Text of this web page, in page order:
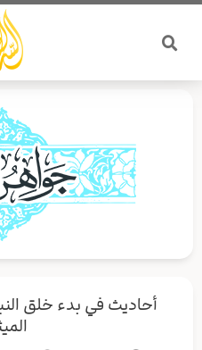
تخطي
المحتوى
أحاديث في بدء خلق